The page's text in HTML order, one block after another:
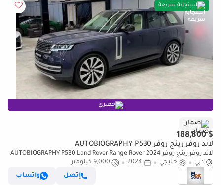
استجابة سريعة
حصري
ضمان
$ 188,800
لاند روفر رينج روفر AUTOBIOGRAPHY P530
لاند روفر رينج روفر AUTOBIOGRAPHY P530 Land Rover Range Rover 2024
مواصفات خليجية
دبي خليجي 2024
9,000 كيلومتر
إتصل
واتساب